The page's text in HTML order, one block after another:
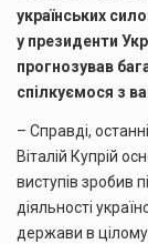
українських
у президенти
прогнозував
спілкуємося з
– Справді,
Віталій Купрій
виступів зробив
діяльності
держави в